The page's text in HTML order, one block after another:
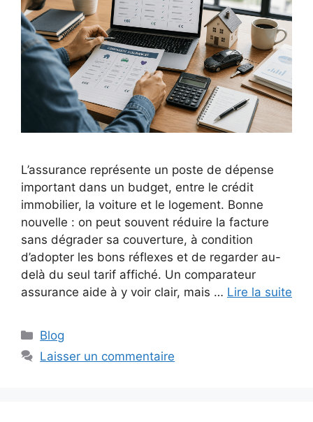
L’assurance représente un poste de dépense
important dans un budget, entre le crédit
immobilier, la voiture et le logement. Bonne
nouvelle : on peut souvent réduire la facture
sans dégrader sa couverture, à condition
d’adopter les bons réflexes et de regarder au-
delà du seul tarif affiché. Un comparateur
assurance aide à y voir clair, mais … Lire la suite
Catégories
Blog
Laisser un commentaire